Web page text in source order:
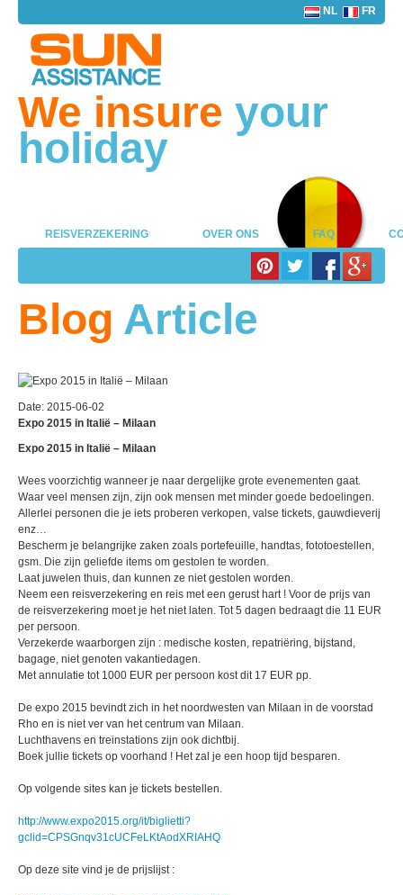
NL FR
We insure your
holiday
REISVERZEKERING OVER ONS FAQ
Blog Article
Date: 2015-06-02
Expo 2015 in Italië – Milaan
Expo 2015 in Italië – Milaan
Wees voorzichtig wanneer je naar dergelijke grote evenementen gaat.
Waar veel mensen zijn, zijn ook mensen met minder goede bedoelingen.
Allerlei personen die je iets proberen verkopen, valse tickets, gauwdieverij
enz…
Bescherm je belangrijke zaken zoals portefeuille, handtas, fototoestellen,
gsm. Die zijn geliefde items om gestolen te worden.
Laat juwelen thuis, dan kunnen ze niet gestolen worden.
Neem een reisverzekering en reis met een gerust hart ! Voor de prijs van
de reisverzekering moet je het niet laten. Tot 5 dagen bedraagt die 11 EUR
per persoon.
Verzekerde waarborgen zijn : medische kosten, repatriëring, bijstand,
bagage, niet genoten vakantiedagen.
Met annulatie tot 1000 EUR per persoon kost dit 17 EUR pp.
De expo 2015 bevindt zich in het noordwesten van Milaan in de voorstad
Rho en is niet ver van het centrum van Milaan.
Luchthavens en treinstations zijn ook dichtbij.
Boek jullie tickets op voorhand ! Het zal je een hoop tijd besparen.
Op volgende sites kan je tickets bestellen.
http://www.expo2015.org/it/biglietti?
gclid=CPSGnqv31cUCFeLKtAodXRIAHQ
Op deze site vind je de prijslijst :